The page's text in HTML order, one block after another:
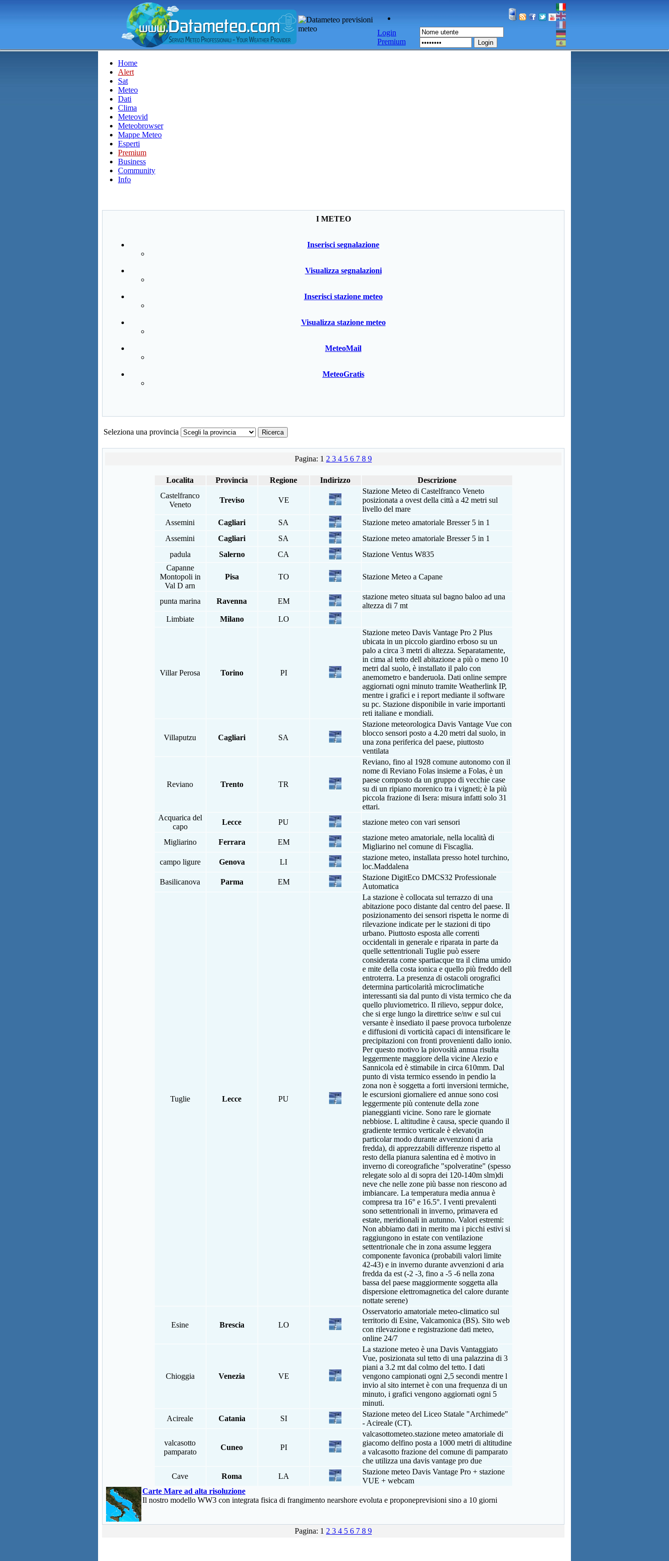
Login
Premium
Login
Home
Alert
Sat
Meteo
Dati
Clima
Meteovid
Meteobrowser
Mappe Meteo
Esperti
Premium
Business
Community
Info
I METEO
Inserisci segnalazione
Visualizza segnalazioni
Inserisci stazione meteo
Visualizza stazione meteo
MeteoMail
MeteoGratis
Seleziona una provincia
Pagina: 1 2 3 4 5 6 7 8 9
Localita Provincia Regione Indirizzo
Descrizione
Castelfranco
Veneto
Treviso VE
Stazione Meteo di Castelfranco Veneto
posizionata a ovest della città a 42 metri sul
livello del mare
Assemini
Cagliari SA
Stazione meteo amatoriale Bresser 5 in 1
Assemini
Cagliari SA
Stazione meteo amatoriale Bresser 5 in 1
padula
Salerno CA
Stazione Ventus W835
Capanne
Montopoli in
Val D arn
Pisa TO Stazione Meteo a Capane
punta marina Ravenna EM
stazione meteo situata sul bagno baloo ad una
altezza di 7 mt
Limbiate
Milano LO
Villar Perosa Torino PI
Stazione meteo Davis Vantage Pro 2 Plus
ubicata in un piccolo giardino erboso su un
palo a circa 3 metri di altezza. Separatamente,
in cima al tetto dell abitazione a più o meno 10
metri dal suolo, è installato il palo con
anemometro e banderuola. Dati online sempre
aggiornati ogni minuto tramite Weatherlink IP,
mentre i grafici e i report mediante il software
su pc. Stazione disponibile in varie importanti
reti italiane e mondiali.
Villaputzu Cagliari SA
Stazione meteorologica Davis Vantage Vue con
blocco sensori posto a 4.20 metri dal suolo, in
una zona periferica del paese, piuttosto
ventilata
Reviano Trento TR
Reviano, fino al 1928 comune autonomo con il
nome di Reviano Folas insieme a Folas, è un
paese composto da un gruppo di vecchie case
su di un ripiano morenico tra i vigneti; è la più
piccola frazione di Isera: misura infatti solo 31
ettari.
Acquarica del
capo
Lecce PU stazione meteo con vari sensori
Migliarino Ferrara EM
stazione meteo amatoriale, nella località di
Migliarino nel comune di Fiscaglia.
campo ligure
Genova LI
stazione meteo, installata presso hotel turchino,
loc.Maddalena
Basilicanova
Parma EM
Stazione DigitEco DMCS32 Professionale
Automatica
Tuglie Lecce PU
La stazione è collocata sul terrazzo di una
abitazione poco distante dal centro del paese. Il
posizionamento dei sensori rispetta le norme di
rilevazione indicate per le stazioni di tipo
urbano. Piuttosto esposta alle correnti
occidentali in generale e riparata in parte da
quelle settentrionali Tuglie può essere
considerata come spartiacque tra il clima umido
e mite della costa ionica e quello più freddo dell
entroterra. La presenza di ostacoli orografici
determina particolarità microclimatiche
interessanti sia dal punto di vista termico che da
quello pluviometrico. Il rilievo, seppur dolce,
che si erge lungo la direttrice se/nw e sul cui
versante è insediato il paese provoca turbolenze
e diffusioni di vorticità capaci di intensificare le
precipitazioni con fronti provenienti dallo ionio.
Per questo motivo la piovosità annua risulta
leggermente maggiore della vicine Alezio e
Sannicola ed è stimabile in circa 610mm. Dal
punto di vista termico essendo in pendio la
zona non è soggetta a forti inversioni termiche,
le escursioni giornaliere ed annue sono cosi
leggermente più contenute della zone
pianeggianti vicine. Sono rare le giornate
nebbiose. L altitudine è causa, specie quando il
gradiente termico verticale è elevato(in
particolar modo durante avvenzioni d aria
fredda), di apprezzabili differenze rispetto al
resto della pianura salentina ed è motivo in
inverno di coreografiche "spolveratine" (spesso
relegate solo al di sopra dei 120-140m slm)di
neve che nelle zone più basse non riescono ad
imbiancare. La temperatura media annua è
compresa tra 16° e 16.5°. I venti prevalenti
sono settentrionali in inverno, primavera ed
estate, meridionali in autunno. Valori estremi:
Non abbiamo dati in merito ma i picchi estivi si
raggiungono in estate con ventilazione
settentrionale che in zona assume leggera
componente favonica (probabili valori limite
42-43) e in inverno durante avvenzioni d aria
fredda da est (-2 -3, fino a -5 -6 nella zona
bassa del paese maggiormente soggetta alla
dispersione elettromagnetica del calore durante
nottate serene)
Esine Brescia LO
Osservatorio amatoriale meteo-climatico sul
territorio di Esine, Valcamonica (BS). Sito web
con rilevazione e registrazione dati meteo,
online 24/7
Chioggia Venezia VE
La stazione meteo è una Davis Vantaggiato
Vue, posizionata sul tetto di una palazzina di 3
piani a 3.2 mt dal colmo del tetto. I dati
vengono campionati ogni 2,5 secondi mentre l
invio al sito internet è con una frequenza di un
minuto, i grafici vengono aggiornati ogni 5
minuti.
Acireale
Catania SI
Stazione meteo del Liceo Statale "Archimede"
- Acireale (CT).
valcasotto
pamparato
Cuneo PI
valcasottometeo.stazione meteo amatoriale di
giacomo delfino posta a 1000 metri di altitudine
a valcasotto frazione del comune di pamparato
che utilizza una davis vantage pro due
Cave
Roma LA
Stazione meteo Davis Vantage Pro + stazione
VUE + webcam
Carte Mare ad alta risoluzione
Il nostro modello WW3 con integrata fisica di frangimento nearshore evoluta e proponeprevisioni sino a 10 giorni
Pagina: 1 2 3 4 5 6 7 8 9